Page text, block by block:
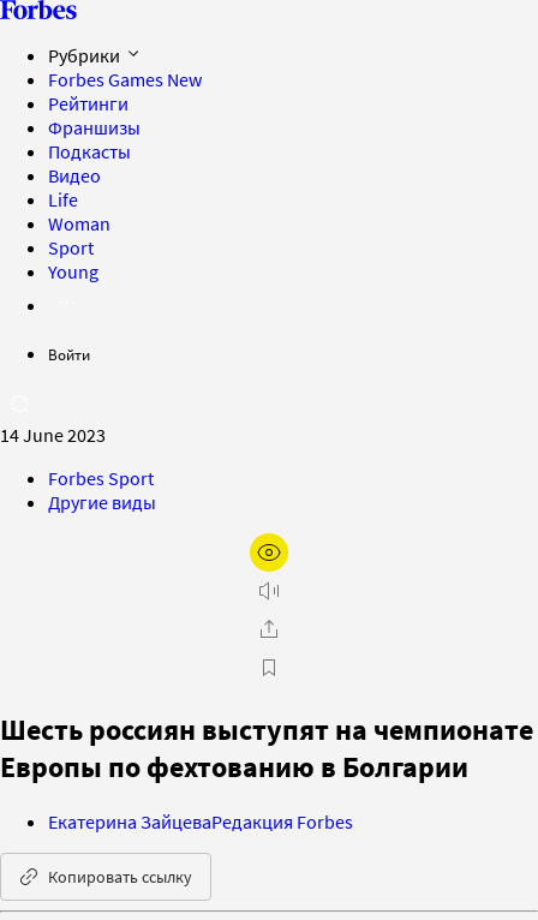
Рубрики
Forbes Games New
Рейтинги
Франшизы
Подкасты
Видео
Life
Woman
Sport
Young
Войти
14 June 2023
Forbes Sport
Другие виды
Шесть россиян выступят на чемпионате
Европы по фехтованию в Болгарии
Екатерина ЗайцеваРедакция Forbes
Копировать ссылку